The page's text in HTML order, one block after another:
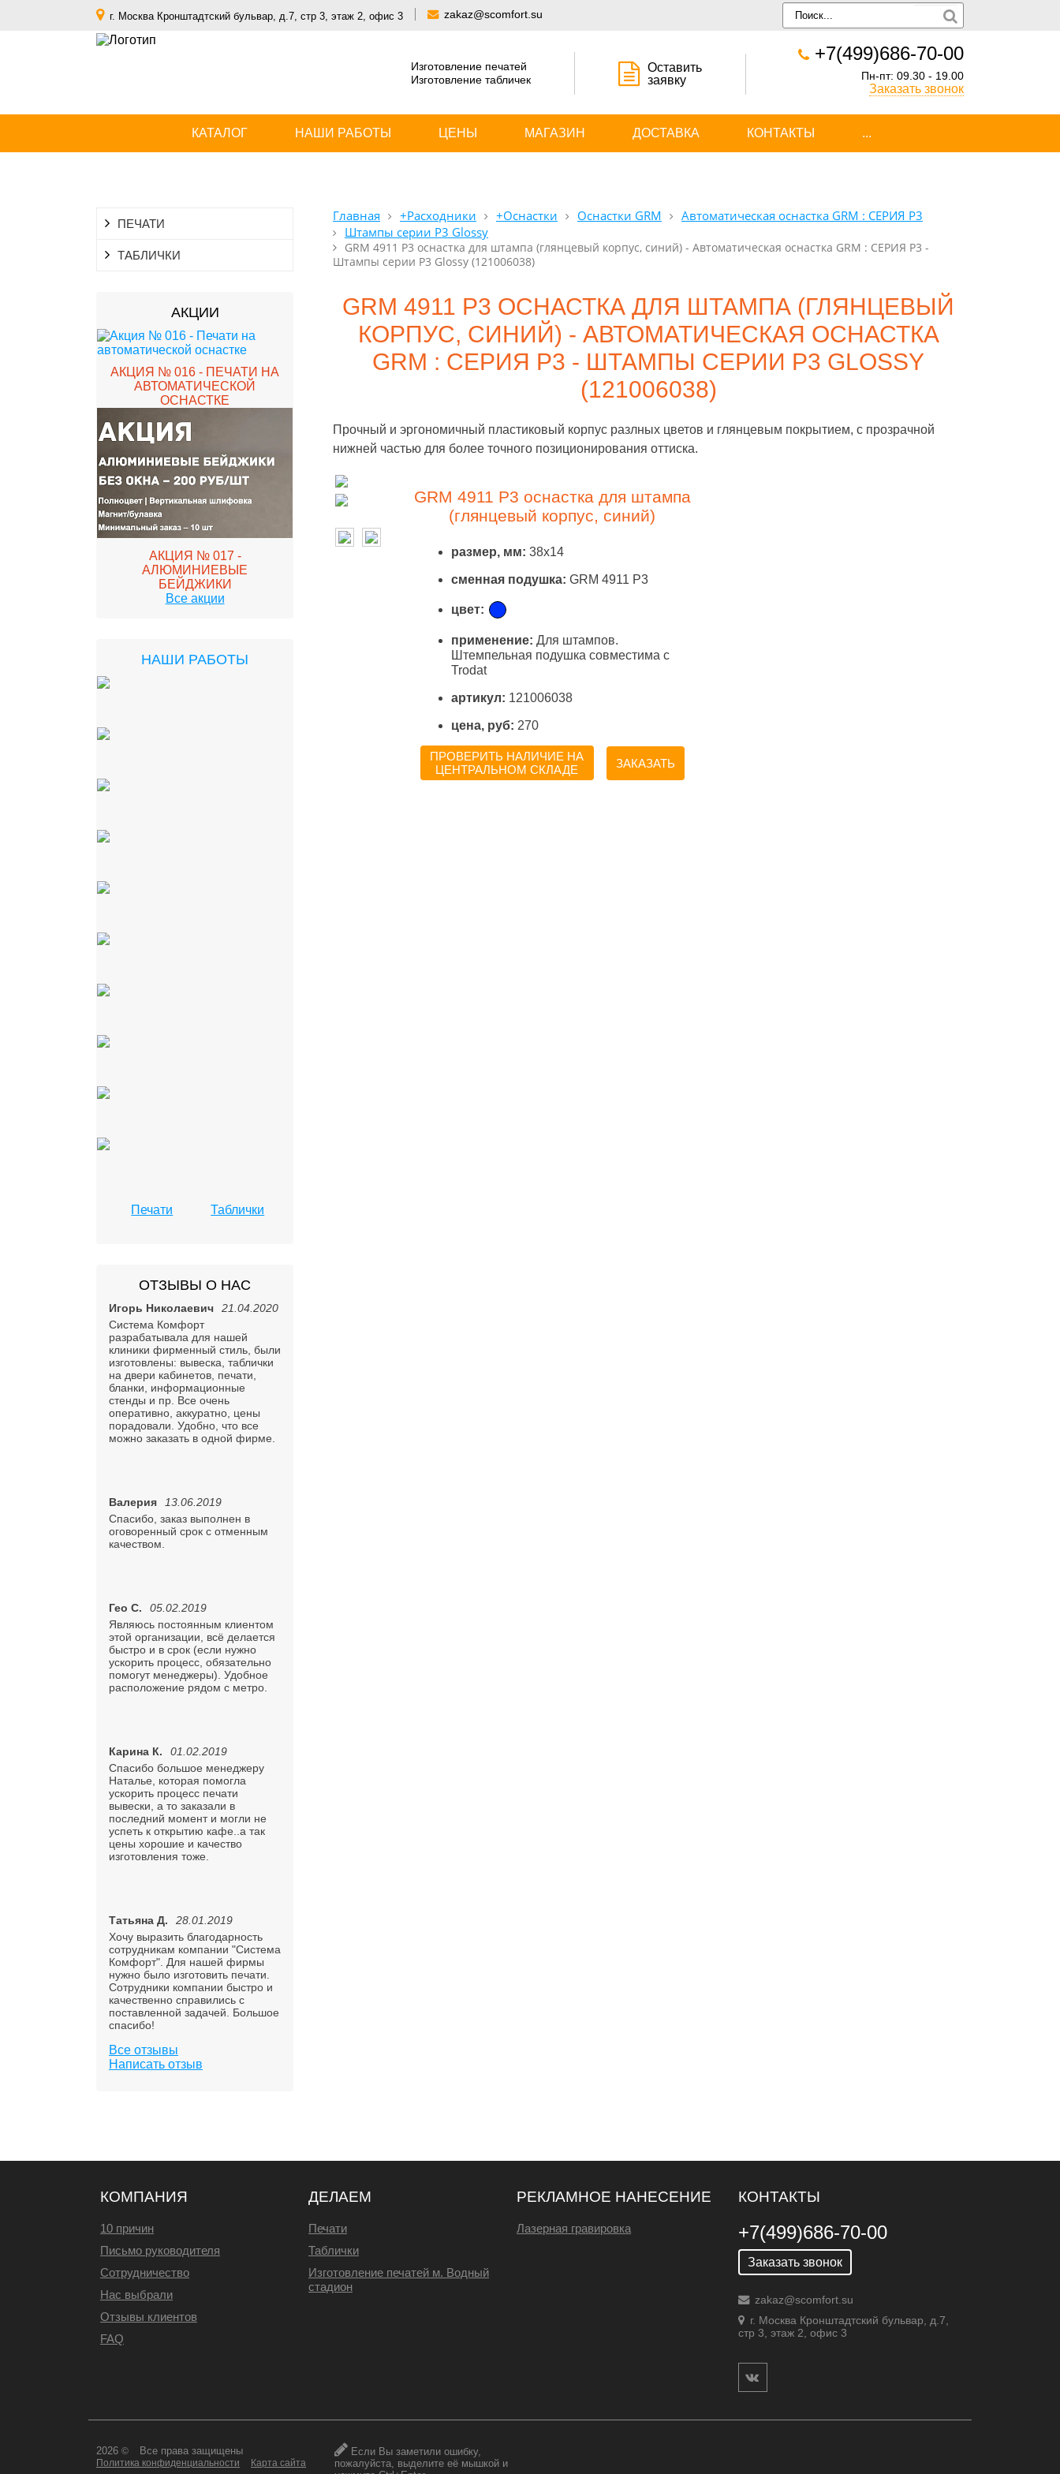
г. Москва Кронштадтский бульвар, д.7, стр 3, этаж 2, офис 3 zakaz@scomfort.su
+7(499)686-70-00
Пн-пт: 09.30 - 19.00
Заказать звонок
Оставить
заявку
Изготовление печатей
Изготовление табличек
КАТАЛОГ НАШИ РАБОТЫ ЦЕНЫ МАГАЗИН ДОСТАВКА КОНТАКТЫ ...
ПЕЧАТИ
ТАБЛИЧКИ
АКЦИИ
АКЦИЯ № 016 - ПЕЧАТИ НА
АВТОМАТИЧЕСКОЙ
ОСНАСТКЕ
АКЦИЯ № 017 -
АЛЮМИНИЕВЫЕ
БЕЙДЖИКИ
Все акции
НАШИ РАБОТЫ
Печати Таблички
ОТЗЫВЫ О НАС
Игорь Николаевич
21.04.2020
Система Комфорт
разрабатывала для нашей
клиники фирменный стиль, были
изготовлены: вывеска, таблички
на двери кабинетов, печати,
бланки, информационные
стенды и пр. Все очень
оперативно, аккуратно, цены
порадовали. Удобно, что все
можно заказать в одной фирме.
Валерия
13.06.2019
Спасибо, заказ выполнен в
оговоренный срок с отменным
качеством.
Гео С.
05.02.2019
Являюсь постоянным клиентом
этой организации, всё делается
быстро и в срок (если нужно
ускорить процесс, обязательно
помогут менеджеры). Удобное
расположение рядом с метро.
Карина К.
01.02.2019
Спасибо большое менеджеру
Наталье, которая помогла
ускорить процесс печати
вывески, а то заказали в
последний момент и могли не
успеть к открытию кафе..а так
цены хорошие и качество
изготовления тоже.
Татьяна Д.
28.01.2019
Хочу выразить благодарность
сотрудникам компании "Система
Комфорт". Для нашей фирмы
нужно было изготовить печати.
Сотрудники компании быстро и
качественно справились с
поставленной задачей. Большое
спасибо!
Все отзывы
Написать отзыв
Главная +Расходники +Оснастки Оснастки GRM
Автоматическая оснастка GRM : СЕРИЯ P3
Штампы серии P3 Glossy
GRM 4911 P3 оснастка для штампа (глянцевый корпус, синий) - Автоматическая оснастка GRM : СЕРИЯ P3 -
Штампы серии P3 Glossy (121006038)
GRM 4911 P3 ОСНАСТКА ДЛЯ ШТАМПА (ГЛЯНЦЕВЫЙ
КОРПУС, СИНИЙ) - АВТОМАТИЧЕСКАЯ ОСНАСТКА
GRM : СЕРИЯ P3 - ШТАМПЫ СЕРИИ P3 GLOSSY
(121006038)
Прочный и эргономичный пластиковый корпус разлных цветов и глянцевым покрытием, с прозрачной
нижней частью для более точного позиционирования оттиска.
GRM 4911 P3 оснастка для штампа
(глянцевый корпус, синий)
размер, мм: 38x14
сменная подушка: GRM 4911 P3
цвет:
применение: Для штампов.
Штемпельная подушка совместима с
Trodat
артикул: 121006038
цена, руб: 270
ПРОВЕРИТЬ НАЛИЧИЕ НА
ЦЕНТРАЛЬНОМ СКЛАДЕ
ЗАКАЗАТЬ
КОНТАКТЫ
+7(499)686-70-00
Заказать звонок
zakaz@scomfort.su
г. Москва Кронштадтский бульвар, д.7,
стр 3, этаж 2, офис 3
КОМПАНИЯ
10 причин
Письмо руководителя
Сотрудничество
Нас выбрали
Отзывы клиентов
FAQ
ДЕЛАЕМ
Печати
Таблички
Изготовление печатей м. Водный
стадион
РЕКЛАМНОЕ НАНЕСЕНИЕ
Лазерная гравировка
2026 © Все права защищены
Политика конфиденциальности Карта сайта
Если Вы заметили ошибку,
пожалуйста, выделите её мышкой и